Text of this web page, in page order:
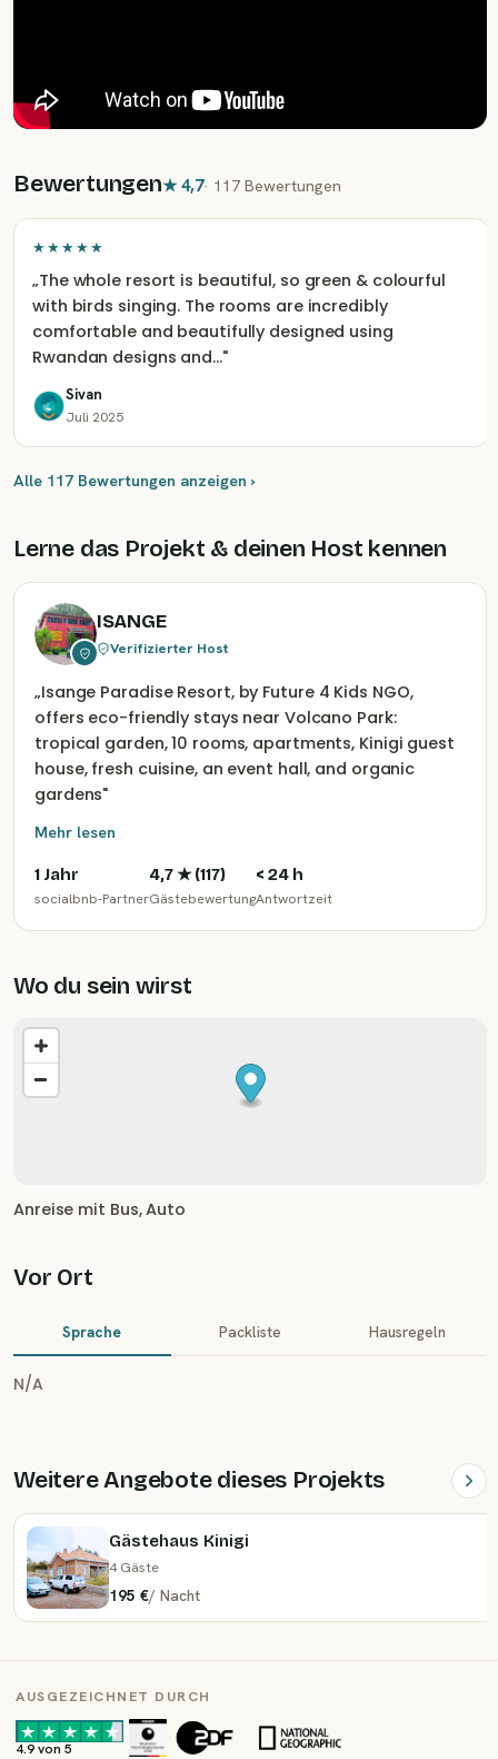
Bewertungen★4,7· 117 Bewertungen
★★★★★
„The whole resort is beautiful, so green & colourful
with birds singing. The rooms are incredibly
comfortable and beautifully designed using
Rwandan designs and…"
Sivan
Juli 2025
Alle 117 Bewertungen anzeigen ›
Lerne das Projekt & deinen Host kennen
ISANGE
Verifizierter Host
„Isange Paradise Resort, by Future 4 Kids NGO,
offers eco-friendly stays near Volcano Park:
tropical garden, 10 rooms, apartments, Kinigi guest
house, fresh cuisine, an event hall, and organic
gardens"
Mehr lesen
1 Jahr
socialbnb-Partner
4,7★ (117)
Gästebewertung
< 24 h
Antwortzeit
Wo du sein wirst
Anreise mit Bus, Auto
Vor Ort
Sprache Packliste Hausregeln
N/A
Weitere Angebote dieses Projekts
Gästehaus Kinigi
4 Gäste
195 €/ Nacht
AUSGEZEICHNET DURCH
4.9 von 5
· ·